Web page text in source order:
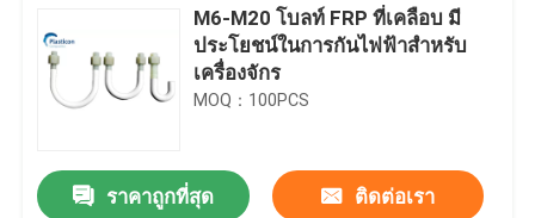
M6-M20 โบลท์ FRP ที่เคลือบ มี
ประโยชน์ในการกันไฟฟ้าสําหรับ
เครื่องจักร
MOQ：100PCS
ราคาถูกที่สุด ติดต่อเรา